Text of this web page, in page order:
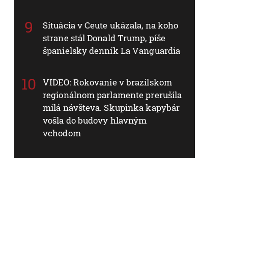
Situácia v Ceute ukázala, na koho
strane stál Donald Trump, píše
španielsky denník La Vanguardia
VIDEO: Rokovanie v brazílskom
regionálnom parlamente prerušila
milá návšteva. Skupinka kapybár
vošla do budovy hlavným
vchodom